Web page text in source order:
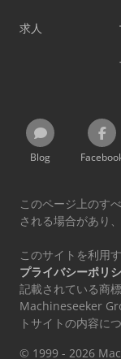
求人
Blog
このページ上のす
される場合があり
このサイトを利用
プライバシーポリ
記載されている商
Machineseeker
トサイトの内容に
© 1999 - 2026